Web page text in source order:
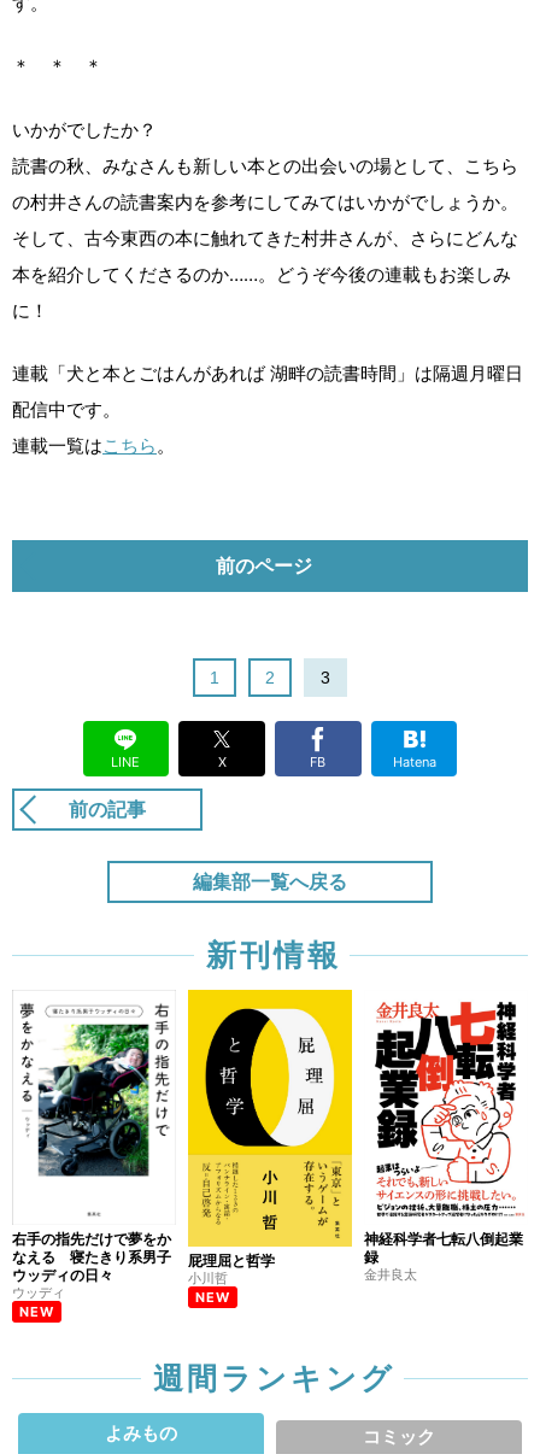
＊ ＊ ＊
いかがでしたか？
読書の秋、みなさんも新しい本との出会いの場として、こちら
の村井さんの読書案内を参考にしてみてはいかがでしょうか。
そして、古今東西の本に触れてきた村井さんが、さらにどんな
本を紹介してくださるのか……。どうぞ今後の連載もお楽しみ
に！
連載「犬と本とごはんがあれば 湖畔の読書時間」は隔週月曜日
配信中です。
連載一覧はこちら。
前のページ
1 2 3
LINE X FB Hatena
前の記事
編集部一覧へ戻る
新刊情報
右手の指先だけで夢をか
なえる 寝たきり系男子
ウッディの日々
ウッディ
NEW
屁理屈と哲学
小川哲
NEW
神経科学者七転八倒起業
録
金井良太
週間ランキング
よみもの コミック